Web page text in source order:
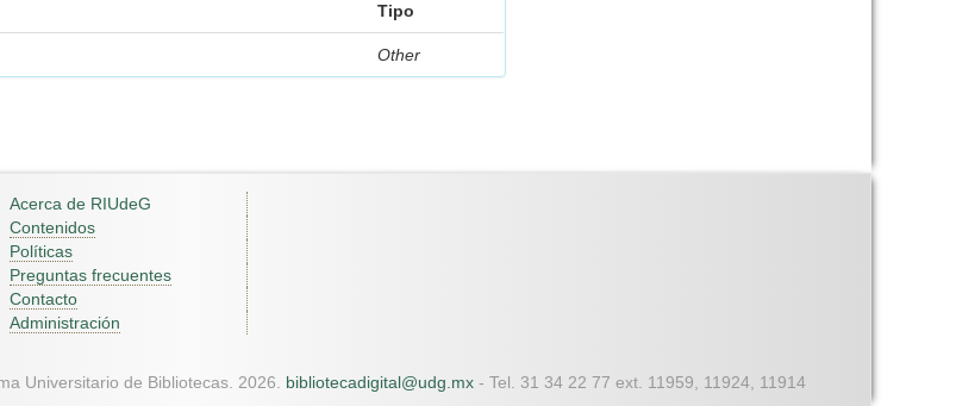
Tipo
Other
Acerca de RIUdeG
Contenidos
Políticas
Preguntas frecuentes
Contacto
Administración
Universitario de Bibliotecas. 2026. bibliotecadigital@udg.mx - Tel. 31 34 22 77 ext. 11959, 11924, 11914